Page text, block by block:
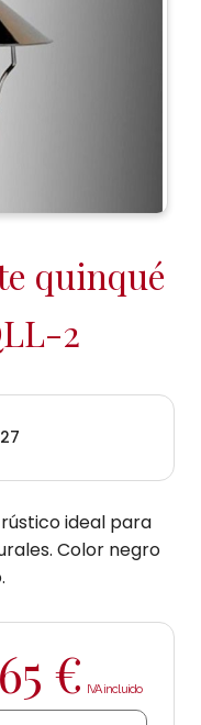
quinqué
2
ideal para
Color negro
€